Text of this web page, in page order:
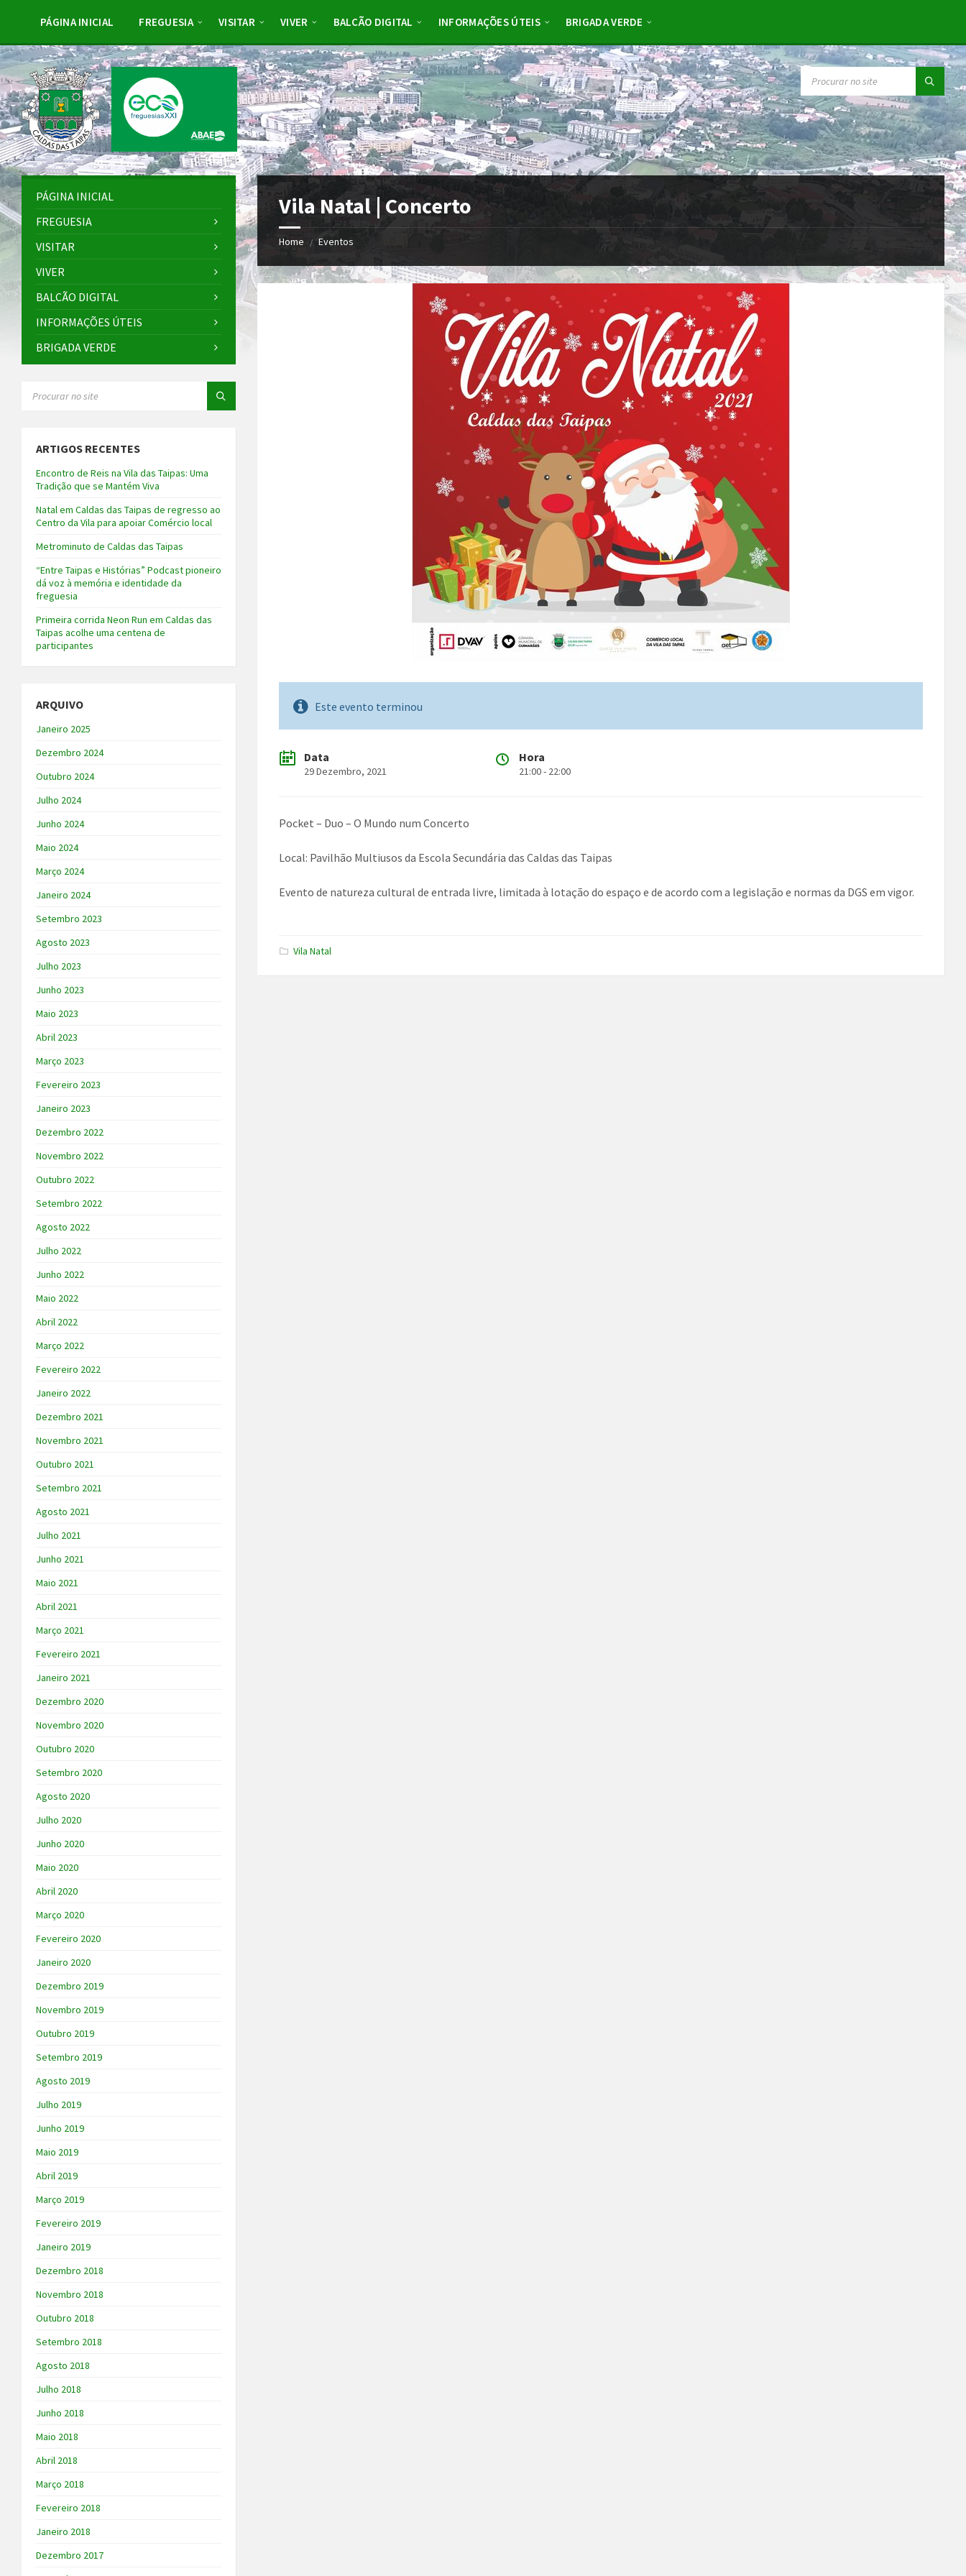
sidebar
PÁGINA INICIAL FREGUESIA VISITAR VIVER BALCÃO DIGITAL INFORMAÇÕES ÚTEIS BRIGADA VERDE
SEARCH:
Vila Natal | Concerto
Home / Eventos
Este evento terminou
Data
29 Dezembro, 2021
Hora
21:00 - 22:00
Pocket – Duo – O Mundo num Concerto
Local: Pavilhão Multiusos da Escola Secundária das Caldas das Taipas
Evento de natureza cultural de entrada livre, limitada à lotação do espaço e de acordo com a legislação e normas da DGS em vigor.
Vila Natal
PÁGINA INICIAL
FREGUESIA
VISITAR
VIVER
BALCÃO DIGITAL
INFORMAÇÕES ÚTEIS
BRIGADA VERDE
ARTIGOS RECENTES
Encontro de Reis na Vila das Taipas: Uma
Tradição que se Mantém Viva
Natal em Caldas das Taipas de regresso ao
Centro da Vila para apoiar Comércio local
Metrominuto de Caldas das Taipas
“Entre Taipas e Histórias” Podcast pioneiro
dá voz à memória e identidade da
freguesia
Primeira corrida Neon Run em Caldas das
Taipas acolhe uma centena de
participantes
ARQUIVO
Janeiro 2025
Dezembro 2024
Outubro 2024
Julho 2024
Junho 2024
Maio 2024
Março 2024
Janeiro 2024
Setembro 2023
Agosto 2023
Julho 2023
Junho 2023
Maio 2023
Abril 2023
Março 2023
Fevereiro 2023
Janeiro 2023
Dezembro 2022
Novembro 2022
Outubro 2022
Setembro 2022
Agosto 2022
Julho 2022
Junho 2022
Maio 2022
Abril 2022
Março 2022
Fevereiro 2022
Janeiro 2022
Dezembro 2021
Novembro 2021
Outubro 2021
Setembro 2021
Agosto 2021
Julho 2021
Junho 2021
Maio 2021
Abril 2021
Março 2021
Fevereiro 2021
Janeiro 2021
Dezembro 2020
Novembro 2020
Outubro 2020
Setembro 2020
Agosto 2020
Julho 2020
Junho 2020
Maio 2020
Abril 2020
Março 2020
Fevereiro 2020
Janeiro 2020
Dezembro 2019
Novembro 2019
Outubro 2019
Setembro 2019
Agosto 2019
Julho 2019
Junho 2019
Maio 2019
Abril 2019
Março 2019
Fevereiro 2019
Janeiro 2019
Dezembro 2018
Novembro 2018
Outubro 2018
Setembro 2018
Agosto 2018
Julho 2018
Junho 2018
Maio 2018
Abril 2018
Março 2018
Fevereiro 2018
Janeiro 2018
Dezembro 2017